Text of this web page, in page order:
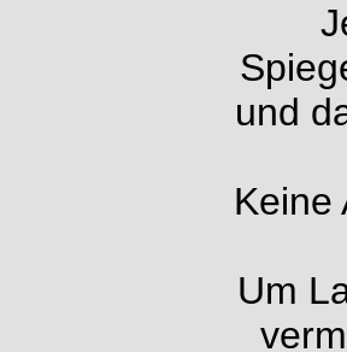
und
Keine
Um